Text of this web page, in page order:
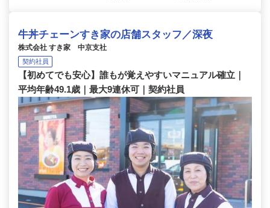
牛丼チェーンすき家の店舗スタッフ／深夜
株式会社 すき家 中京支社
契約社員
【初めてでも安心】誰もが覚えやすいマニュアル確立｜
平均年齢49.1歳｜最大9連休可｜契約社員